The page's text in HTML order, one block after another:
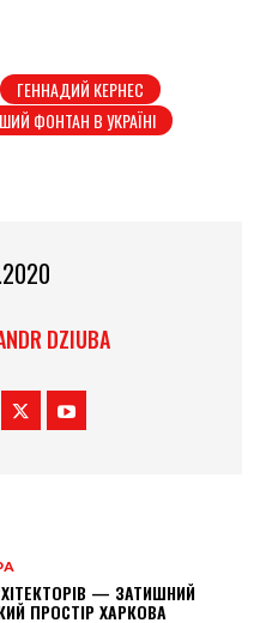
ГЕННАДИЙ КЕРНЕС
ФОНТАН В УКРАЇНІ
DZIUBA
— ЗАТИШНИЙ
ПРОСТІР ХАРКОВА